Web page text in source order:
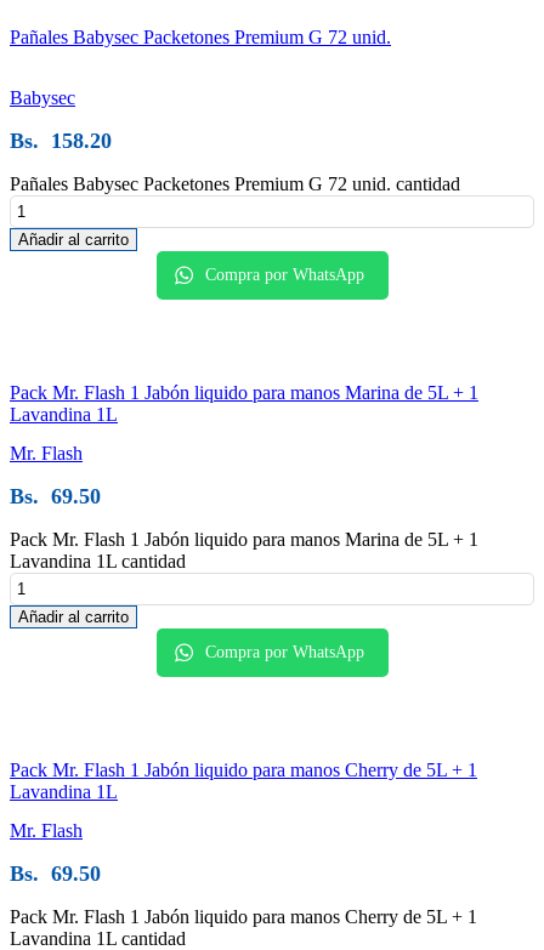
Pañales Babysec Packetones Premium G 72 unid.
Babysec
Bs. 158.20
Pañales Babysec Packetones Premium G 72 unid. cantidad
Añadir al carrito
Compra por WhatsApp
Pack Mr. Flash 1 Jabón liquido para manos Marina de 5L + 1
Lavandina 1L
Mr. Flash
Bs. 69.50
Pack Mr. Flash 1 Jabón liquido para manos Marina de 5L + 1
Lavandina 1L cantidad
Añadir al carrito
Compra por WhatsApp
Pack Mr. Flash 1 Jabón liquido para manos Cherry de 5L + 1
Lavandina 1L
Mr. Flash
Bs. 69.50
Pack Mr. Flash 1 Jabón liquido para manos Cherry de 5L + 1
Lavandina 1L cantidad